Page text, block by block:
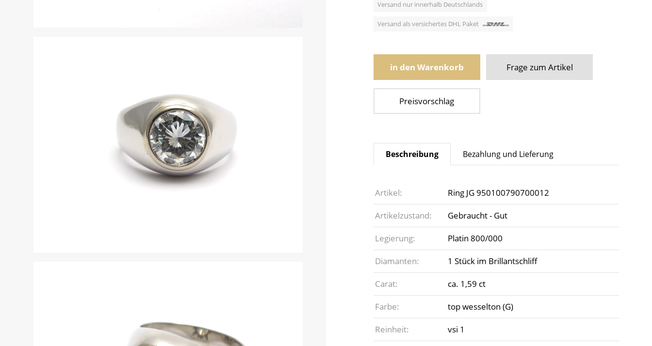
Versand nur innerhalb Deutschlands
Versand als versichertes DHL Paket
in den Warenkorb Frage zum Artikel
Preisvorschlag
Beschreibung Bezahlung und Lieferung
Artikel: Ring JG 950100790700012
Artikelzustand: Gebraucht - Gut
Legierung: Platin 800/000
Diamanten: 1 Stück im Brillantschliff
Carat: ca. 1,59 ct
Farbe: top wesselton (G)
Reinheit: vsi 1